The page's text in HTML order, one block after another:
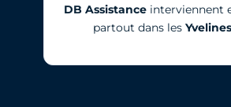
DB Assistanceinterviennent
partout dans les